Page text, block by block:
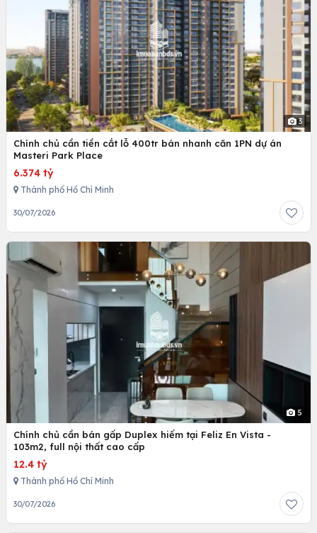
3
Chính chủ cần tiền cắt lỗ 400tr bán nhanh căn 1PN dự án
Masteri Park Place
6.374 tỷ
Thành phố Hồ Chí Minh
30/07/2026
5
Chính chủ cần bán gấp Duplex hiếm tại Feliz En Vista -
103m2, full nội thất cao cấp
12.4 tỷ
Thành phố Hồ Chí Minh
30/07/2026